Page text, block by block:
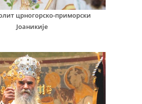
црногорско-приморски
Јоаникије